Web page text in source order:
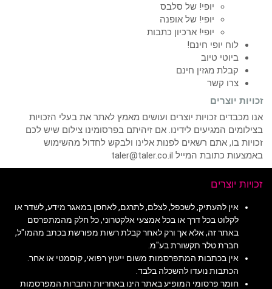
יופי! של סלבס
יופי! של אופנה
יופי! ארכיון כתבות
לוח יופי חינם!
ביוטי טיוב
קבלת מגזין חינם
צרו קשר
זכויות יוצרים
אנו מכבדים זכויות יוצרים ועושים מאמץ לאתר את בעלי הזכויות
בצילומים המגיעים לידינו. אם זיהיתם בפרסומינו צילום שיש לכם
זכויות בו, אתם רשאים לפנות אלינו ולבקש לחדול מהשימוש
באמצעות כתובת המייל taler@taler.co.il
זכויות יוצרים
אין להעתיק, לשכפל, לצלם, לתרגם, לאחסן במאגר מידע, לשדר או
לקלוט בכל דרך או בכל אמצעי אלקטרוני, כל חלק מהמתפרסם
באתר זה, אלא אך ורק לאחר קבלת רשות מפורשת בכתב מהמו"ל,
חברת טלר תקשורת בע"מ.
אין בכתבות המתפרסמות משום ייעוץ רפואי, קוסמטי או אחר.
הכתבות נועדו להשכלה בלבד.
חומר פרסומי המופיע באתר הינו באחריות החברות המפרסמות